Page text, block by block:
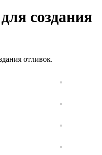
создания
отливок.